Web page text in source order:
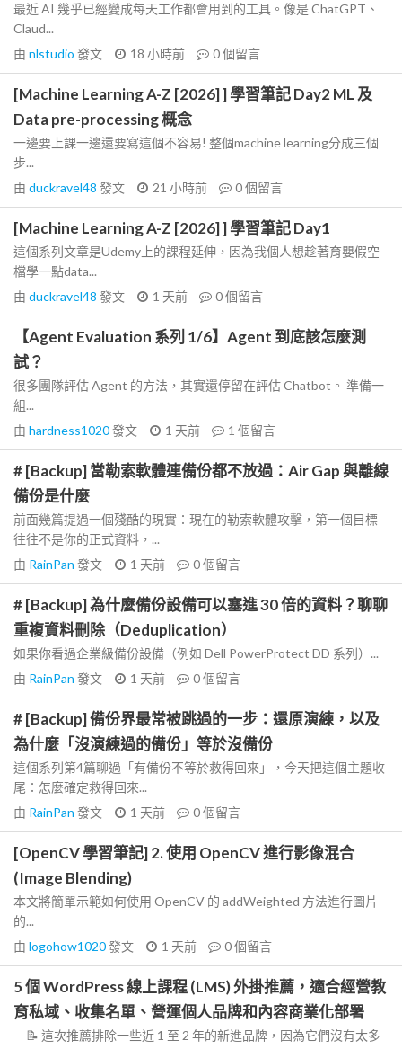
最近 AI 幾乎已經變成每天工作都會用到的工具。像是 ChatGPT、
Claud...
由 nlstudio 發文 18 小時前 0個留言
[Machine Learning A-Z [2026] ] 學習筆記 Day2 ML 及
Data pre-processing 概念
一邊要上課一邊還要寫這個不容易! 整個machine learning分成三個
步...
由 duckravel48 發文 21 小時前 0個留言
[Machine Learning A-Z [2026] ] 學習筆記 Day1
這個系列文章是Udemy上的課程延伸，因為我個人想趁著育嬰假空
檔學一點data...
由 duckravel48 發文 1 天前 0個留言
【Agent Evaluation 系列 1/6】Agent 到底該怎麼測
試？
很多團隊評估 Agent 的方法，其實還停留在評估 Chatbot。 準備一
組...
由 hardness1020發文 1 天前 1 個留言
# [Backup] 當勒索軟體連備份都不放過：Air Gap 與離線
備份是什麼
前面幾篇提過一個殘酷的現實：現在的勒索軟體攻擊，第一個目標
往往不是你的正式資料，...
由 RainPan 發文 1 天前 0個留言
# [Backup] 為什麼備份設備可以塞進 30 倍的資料？聊聊
重複資料刪除（Deduplication）
如果你看過企業級備份設備（例如 Dell PowerProtect DD 系列）...
由 RainPan 發文 1 天前 0個留言
# [Backup] 備份界最常被跳過的一步：還原演練，以及
為什麼「沒演練過的備份」等於沒備份
這個系列第4篇聊過「有備份不等於救得回來」，今天把這個主題收
尾：怎麼確定救得回來...
由 RainPan 發文 1 天前 0個留言
[OpenCV 學習筆記] 2. 使用 OpenCV 進行影像混合
(Image Blending)
本文將簡單示範如何使用 OpenCV 的 addWeighted 方法進行圖片
的...
由 logohow1020發文 1 天前 0個留言
5 個 WordPress 線上課程 (LMS) 外掛推薦，適合經營教
育私域、收集名單、營運個人品牌和內容商業化部署
📝 這次推薦排除一些近 1 至 2 年的新進品牌，因為它們沒有太多